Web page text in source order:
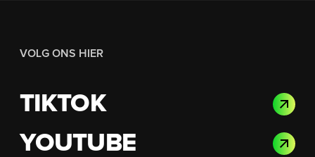
VOLG ONS HIER
TIKTOK
YOUTUBE